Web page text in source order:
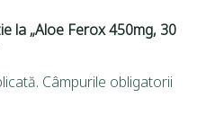
la „Aloe Ferox 450mg, 30
Câmpurile obligatorii